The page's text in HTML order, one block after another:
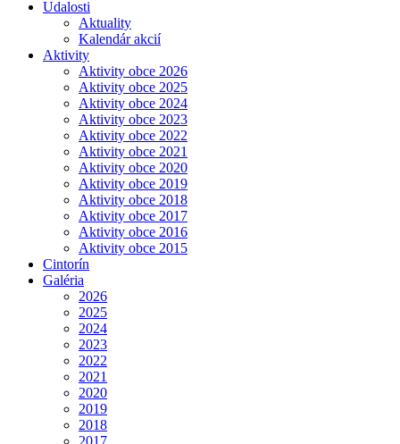
Udalosti
Aktuality
Kalendár akcií
Aktivity
Aktivity obce 2026
Aktivity obce 2025
Aktivity obce 2024
Aktivity obce 2023
Aktivity obce 2022
Aktivity obce 2021
Aktivity obce 2020
Aktivity obce 2019
Aktivity obce 2018
Aktivity obce 2017
Aktivity obce 2016
Aktivity obce 2015
Cintorín
Galéria
2026
2025
2024
2023
2022
2021
2020
2019
2018
2017